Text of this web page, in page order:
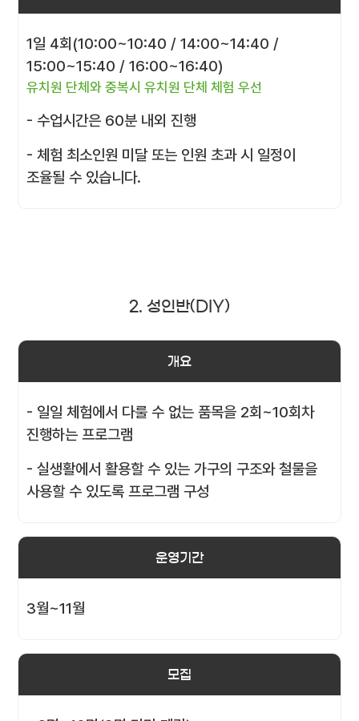
1일 4회(10:00~10:40 / 14:00~14:40 /
15:00~15:40 / 16:00~16:40)
유치원 단체와 중복시 유치원 단체 체험 우선
- 수업시간은 60분 내외 진행
- 체험 최소인원 미달 또는 인원 초과 시 일정이
조율될 수 있습니다.
2. 성인반(DIY)
개요
- 일일 체험에서 다룰 수 없는 품목을 2회~10회차
진행하는 프로그램
- 실생활에서 활용할 수 있는 가구의 구조와 철물을
사용할 수 있도록 프로그램 구성
운영기간
3월~11월
모집